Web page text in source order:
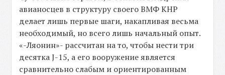
авианосцев в структуру своего ВМФ КНР
делает лишь первые шаги, накапливая весьма
необходимый, но всего лишь начальный опыт.
«-Ляонин»- рассчитан на то, чтобы нести три
десятка J-15, а его вооружение является
сравнительно слабым и ориентированным